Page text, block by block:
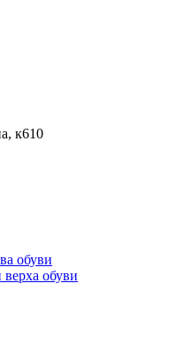
к610
обуви
обуви